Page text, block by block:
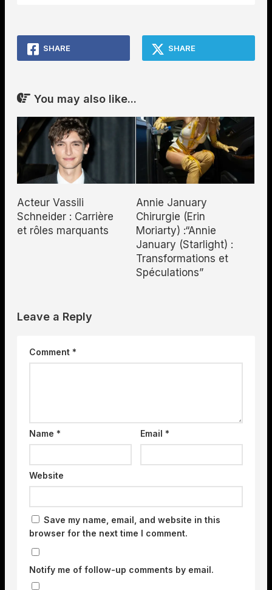
SHARE SHARE
You may also like...
Acteur Vassili
Schneider : Carrière
et rôles marquants
Annie January
Chirurgie (Erin
Moriarty) :“Annie
January (Starlight) :
Transformations et
Spéculations”
Leave a Reply
Comment *
Name * Email*
Website
Save my name, email, and website in this
browser for the next time I comment.
Notify me of follow-up comments by email.